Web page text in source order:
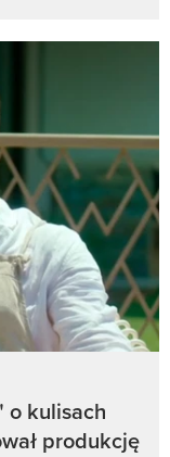
o kulisach
produkcję